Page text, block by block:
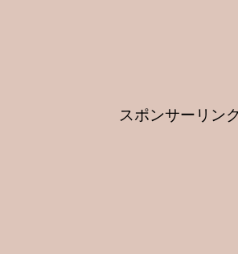
スポンサーリンク